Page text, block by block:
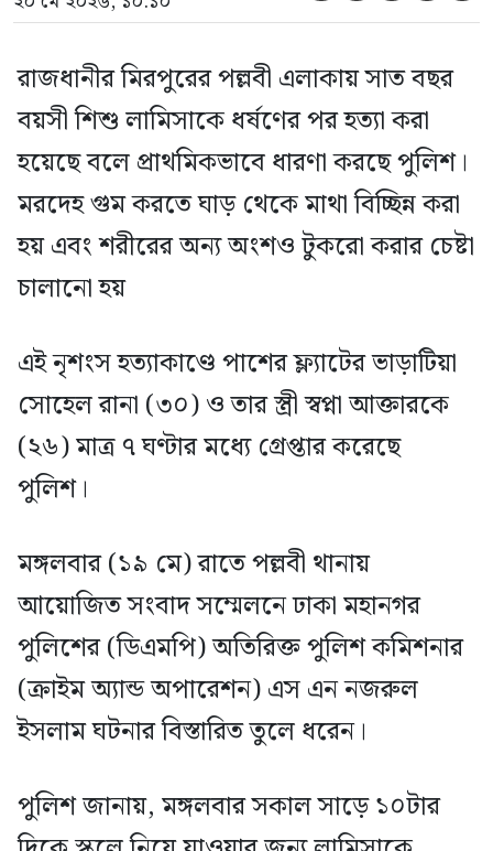
রাজধানীর মিরপুরের পল্লবী এলাকায় সাত বছর
বয়সী শিশু লামিসাকে ধর্ষণের পর হত্যা করা
হয়েছে বলে প্রাথমিকভাবে ধারণা করছে পুলিশ।
মরদেহ গুম করতে ঘাড় থেকে মাথা বিচ্ছিন্ন করা
হয় এবং শরীরের অন্য অংশও টুকরো করার চেষ্টা
চালানো হয়
এই নৃশংস হত্যাকাণ্ডে পাশের ফ্ল্যাটের ভাড়াটিয়া
সোহেল রানা (৩০) ও তার স্ত্রী স্বপ্না আক্তারকে
(২৬) মাত্র ৭ ঘণ্টার মধ্যে গ্রেপ্তার করেছে
পুলিশ।
মঙ্গলবার (১৯ মে) রাতে পল্লবী থানায়
আয়োজিত সংবাদ সম্মেলনে ঢাকা মহানগর
পুলিশের (ডিএমপি) অতিরিক্ত পুলিশ কমিশনার
(ক্রাইম অ্যান্ড অপারেশন) এস এন নজরুল
ইসলাম ঘটনার বিস্তারিত তুলে ধরেন।
পুলিশ জানায়, মঙ্গলবার সকাল সাড়ে ১০টার